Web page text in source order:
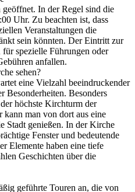
In der Regel sind die
Uhr. Zu beachten ist, dass
Veranstaltungen die
sein könnten. Der Eintritt zur
spezielle Führungen oder
anfallen.
sehen?
eine Vielzahl beeindruckender
Besonderheiten. Besonders
höchste Kirchturm der
kann man von dort aus eine
Stadt genießen. In der Kirche
Fenster und bedeutende
Elemente haben eine tiefe
Geschichten über die
geführte Touren an, die von